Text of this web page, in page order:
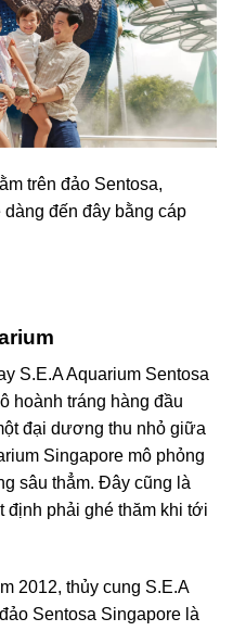
trên đảo Sentosa,
đến đây bằng cáp
S.E.A Aquarium Sentosa
hoành tráng hàng đầu
đại dương thu nhỏ giữa
Singapore mô phỏng
sâu thẳm. Đây cũng là
định phải ghé thăm khi tới
2012, thủy cung S.E.A
Sentosa Singapore là